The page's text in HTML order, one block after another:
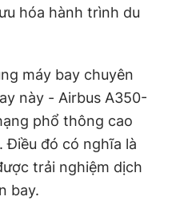
hóa hành trình du
máy bay chuyên
này - Airbus A350-
phổ thông cao
Điều đó có nghĩa là
trải nghiệm dịch
bay.